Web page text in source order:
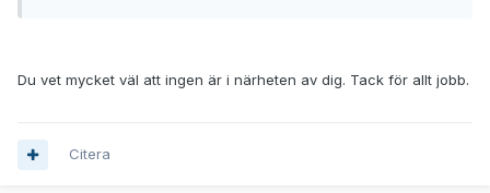
Du vet mycket väl att ingen är i närheten av dig. Tack för allt jobb.
Citera